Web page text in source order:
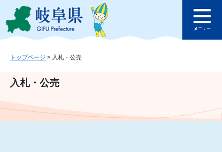
ジ
ュ
文
このページの本文へ
ュ
トップページ > 入札・公売
入札・公売